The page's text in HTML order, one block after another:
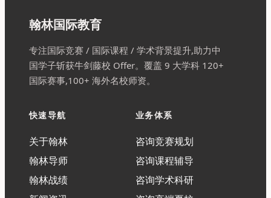
翰林国际教育
专注国际竞赛 / 国际课程 / 学术背景提升,助力中
国学子斩获牛剑藤校 Offer。覆盖 9 大学科 120+
国际赛事,100+ 海外名校师资。
快速导航
关于翰林
翰林导师
翰林战绩
业务体系
咨询竞赛规划
咨询课程辅导
咨询学术科研